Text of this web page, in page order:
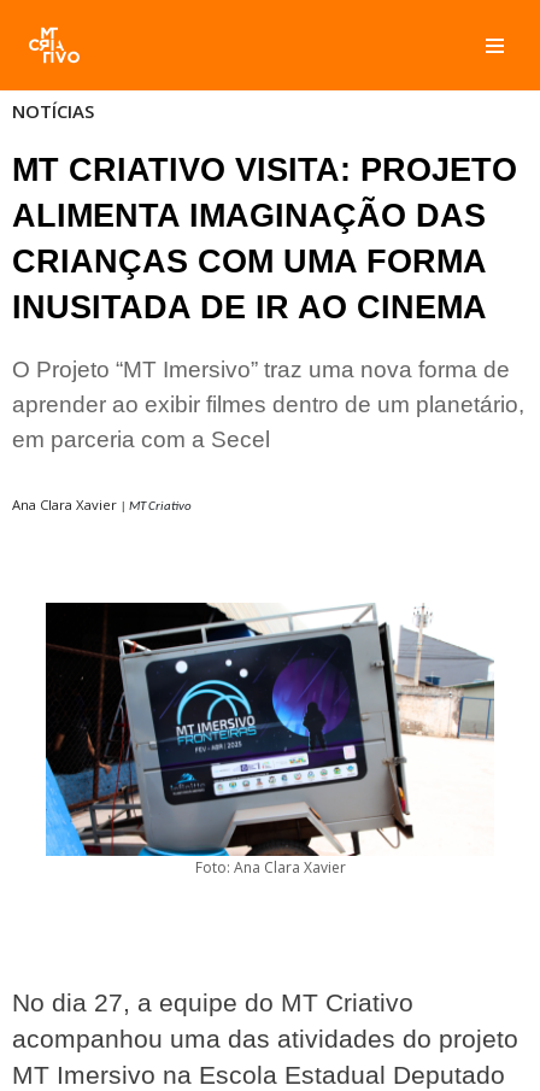
Pular
para
o
conteúdo
NOTÍCIAS
MT CRIATIVO VISITA: PROJETO
ALIMENTA IMAGINAÇÃO DAS
CRIANÇAS COM UMA FORMA
INUSITADA DE IR AO CINEMA
O Projeto “MT Imersivo” traz uma nova forma de
aprender ao exibir filmes dentro de um planetário,
em parceria com a Secel
Ana Clara Xavier | MT Criativo
Foto: Ana Clara Xavier
No dia 27, a equipe do MT Criativo
acompanhou uma das atividades do projeto
MT Imersivo na Escola Estadual Deputado